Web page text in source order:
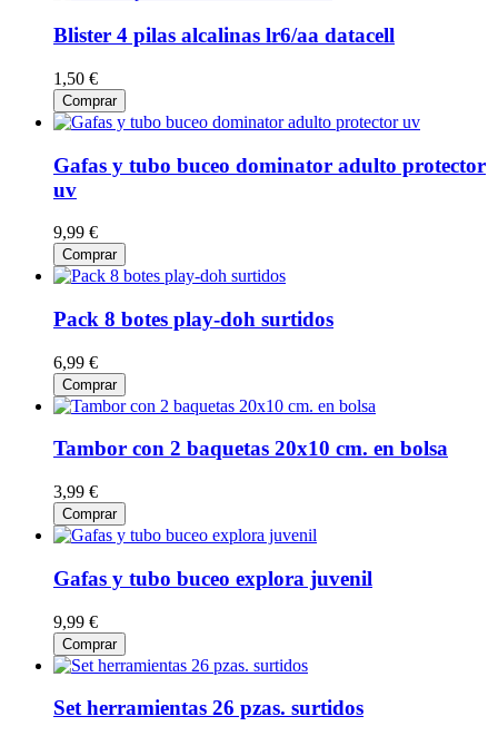
Blister 4 pilas alcalinas lr6/aa datacell
1,50 €
Comprar
Gafas y tubo buceo dominator adulto protector
uv
9,99 €
Comprar
Pack 8 botes play-doh surtidos
6,99 €
Comprar
Tambor con 2 baquetas 20x10 cm. en bolsa
3,99 €
Comprar
Gafas y tubo buceo explora juvenil
9,99 €
Comprar
Set herramientas 26 pzas. surtidos